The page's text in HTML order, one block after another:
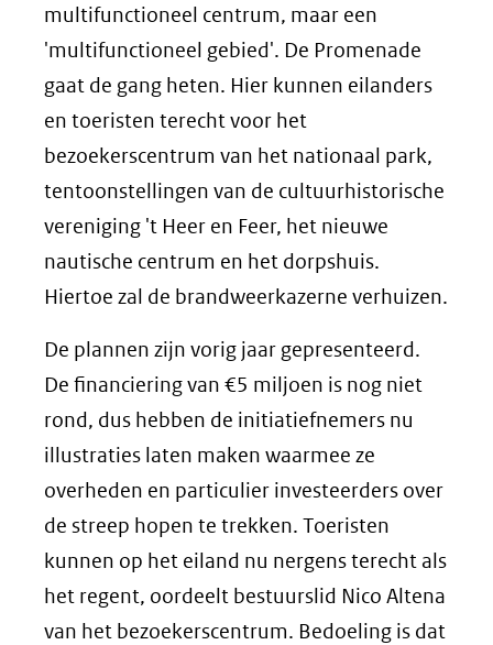
multifunctioneel centrum, maar een
'multifunctioneel gebied'. De Promenade
gaat de gang heten. Hier kunnen eilanders
en toeristen terecht voor het
bezoekerscentrum van het nationaal park,
tentoonstellingen van de cultuurhistorische
vereniging 't Heer en Feer, het nieuwe
nautische centrum en het dorpshuis.
Hiertoe zal de brandweerkazerne verhuizen.
De plannen zijn vorig jaar gepresenteerd.
De financiering van €5 miljoen is nog niet
rond, dus hebben de initiatiefnemers nu
illustraties laten maken waarmee ze
overheden en particulier investeerders over
de streep hopen te trekken. Toeristen
kunnen op het eiland nu nergens terecht als
het regent, oordeelt bestuurslid Nico Altena
van het bezoekerscentrum. Bedoeling is dat